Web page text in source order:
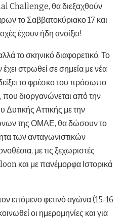
Challenge, θα διεξαχθούν
το Σαββατοκύριακο 17 και
έχουν ήδη ανοίξει!
το σκηνικό διαφορετικό. Το
στρωθεί σε σημεία με νέα
το φρέσκο του πρόσωπο
διοργανώνεται από την
Δυτικής Αττικής με την
της ΟΜΑΕ, θα δώσουν το
των ανταγωνιστικών
με τις ξεχωριστές
και με πανέμορφα Ιστορικά
επόμενο φετινό αγώνα (15-16
οι ημερομηνίες και για